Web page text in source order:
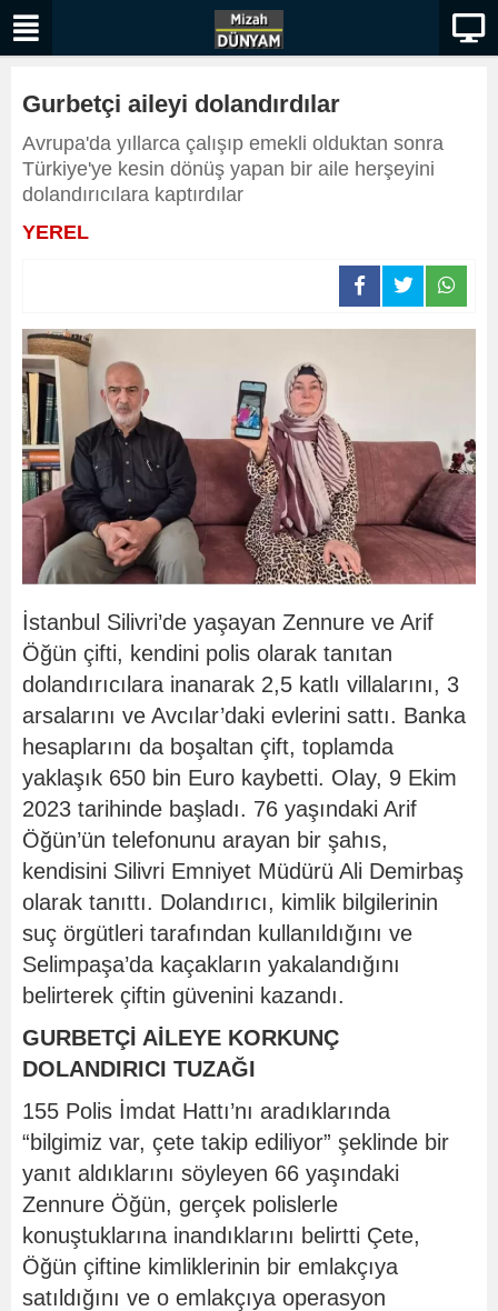
Gurbetçi aileyi dolandırdılar
Avrupa'da yıllarca çalışıp emekli olduktan sonra
Türkiye'ye kesin dönüş yapan bir aile herşeyini
dolandırıcılara kaptırdılar
YEREL
İstanbul Silivri’de yaşayan Zennure ve Arif
Öğün çifti, kendini polis olarak tanıtan
dolandırıcılara inanarak 2,5 katlı villalarını, 3
arsalarını ve Avcılar’daki evlerini sattı. Banka
hesaplarını da boşaltan çift, toplamda
yaklaşık 650 bin Euro kaybetti. Olay, 9 Ekim
2023 tarihinde başladı. 76 yaşındaki Arif
Öğün’ün telefonunu arayan bir şahıs,
kendisini Silivri Emniyet Müdürü Ali Demirbaş
olarak tanıttı. Dolandırıcı, kimlik bilgilerinin
suç örgütleri tarafından kullanıldığını ve
Selimpaşa’da kaçakların yakalandığını
belirterek çiftin güvenini kazandı.
GURBETÇİ AİLEYE KORKUNÇ
DOLANDIRICI TUZAĞI
155 Polis İmdat Hattı’nı aradıklarında
“bilgimiz var, çete takip ediliyor” şeklinde bir
yanıt aldıklarını söyleyen 66 yaşındaki
Zennure Öğün, gerçek polislerle
konuştuklarına inandıklarını belirtti Çete,
Öğün çiftine kimliklerinin bir emlakçıya
satıldığını ve o emlakçıya operasyon